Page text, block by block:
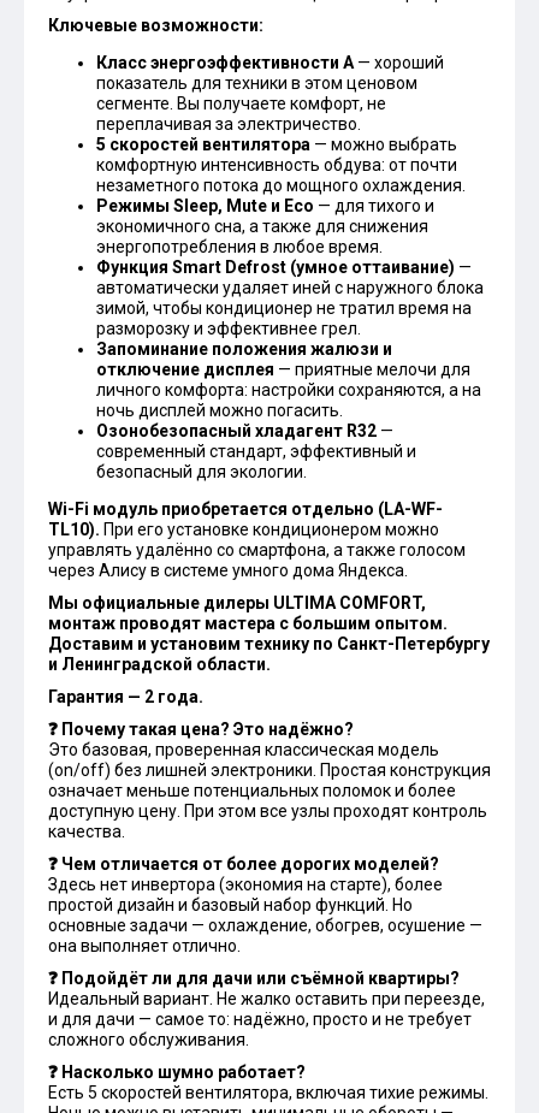
Ключевые возможности:
Класс энергоэффективности А — хороший
показатель для техники в этом ценовом
сегменте. Вы получаете комфорт, не
переплачивая за электричество.
5 скоростей вентилятора — можно выбрать
комфортную интенсивность обдува: от почти
незаметного потока до мощного охлаждения.
Режимы Sleep, Mute и Eco — для тихого и
экономичного сна, а также для снижения
энергопотребления в любое время.
Функция Smart Defrost (умное оттаивание) —
автоматически удаляет иней с наружного блока
зимой, чтобы кондиционер не тратил время на
разморозку и эффективнее грел.
Запоминание положения жалюзи и
отключение дисплея — приятные мелочи для
личного комфорта: настройки сохраняются, а на
ночь дисплей можно погасить.
Озонобезопасный хладагент R32 —
современный стандарт, эффективный и
безопасный для экологии.
Wi-Fi модуль приобретается отдельно (LA-WF-
TL10). При его установке кондиционером можно
управлять удалённо со смартфона, а также голосом
через Алису в системе умного дома Яндекса.
Мы официальные дилеры ULTIMA COMFORT,
монтаж проводят мастера с большим опытом.
Доставим и установим технику по Санкт-Петербургу
и Ленинградской области.
Гарантия — 2 года.
❓ Почему такая цена? Это надёжно?
Это базовая, проверенная классическая модель
(on/off) без лишней электроники. Простая конструкция
означает меньше потенциальных поломок и более
доступную цену. При этом все узлы проходят контроль
качества.
❓ Чем отличается от более дорогих моделей?
Здесь нет инвертора (экономия на старте), более
простой дизайн и базовый набор функций. Но
основные задачи — охлаждение, обогрев, осушение —
она выполняет отлично.
❓ Подойдёт ли для дачи или съёмной квартиры?
Идеальный вариант. Не жалко оставить при переезде,
и для дачи — самое то: надёжно, просто и не требует
сложного обслуживания.
❓ Насколько шумно работает?
Есть 5 скоростей вентилятора, включая тихие режимы.